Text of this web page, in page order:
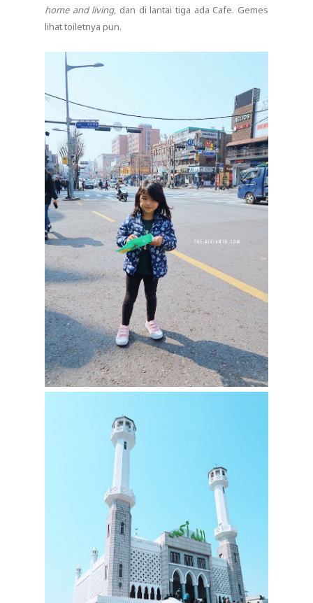
home and living, dan di lantai tiga ada Cafe. Gemes
lihat toiletnya pun.